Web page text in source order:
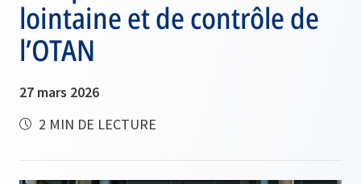
lointaine et de contrôle de
l’OTAN
27 mars 2026
2 MIN DE LECTURE